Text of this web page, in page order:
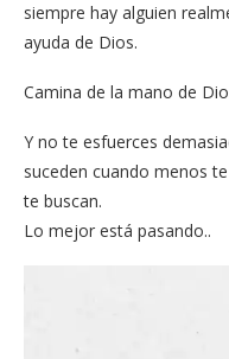
siempre hay alguien
ayuda de Dios.
Camina de la mano de
Y no te esfuerces
suceden cuando menos
te buscan.
Lo mejor está pasando..